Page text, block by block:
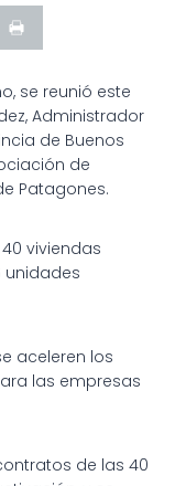
se reunió este
Administrador
de Buenos
de
Patagones.
viviendas
unidades
aceleren los
las empresas
de las 40